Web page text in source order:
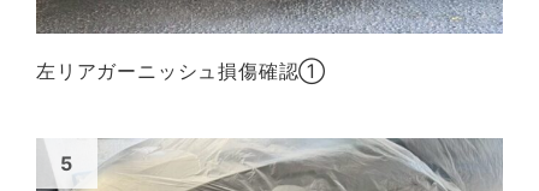
左リアガーニッシュ損傷確認①